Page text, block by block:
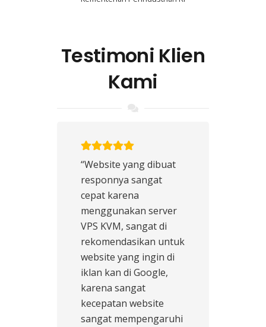
Testimoni Klien
Kami
“Website yang dibuat
responnya sangat
cepat karena
menggunakan server
VPS KVM, sangat di
rekomendasikan untuk
website yang ingin di
iklan kan di Google,
karena sangat
kecepatan website
sangat mempengaruhi